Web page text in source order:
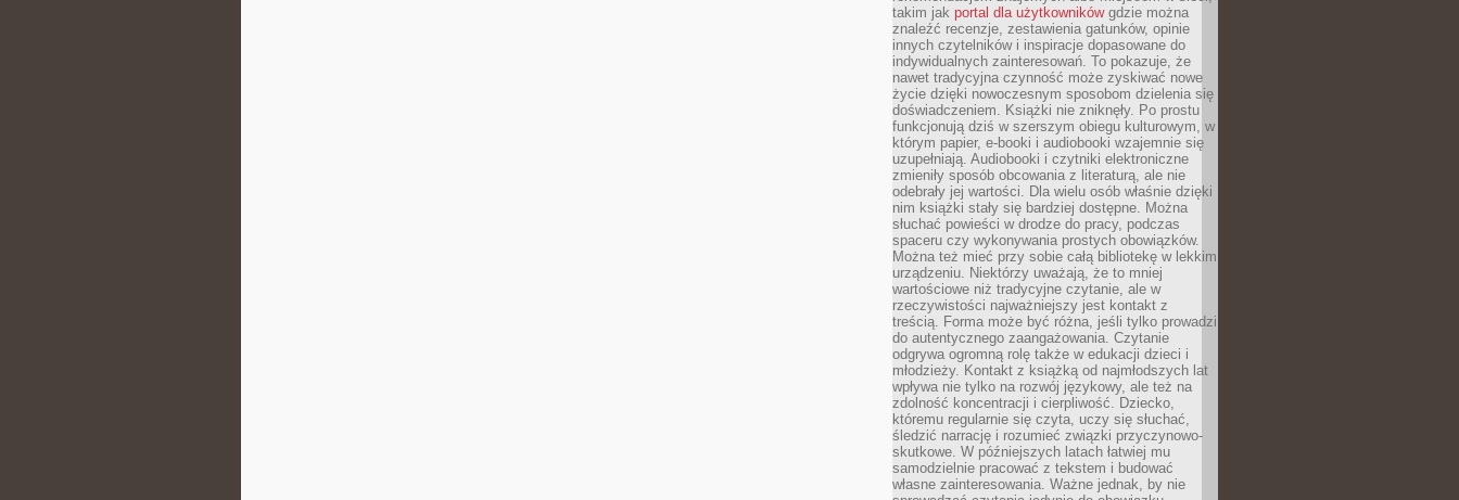
takim jak portal dla użytkownikówgdzie można
znaleźć recenzje, zestawienia gatunków, opinie
innych czytelników i inspiracje dopasowane do
indywidualnych zainteresowań. To pokazuje, że
nawet tradycyjna czynność może zyskiwać nowe
życie dzięki nowoczesnym sposobom dzielenia się
doświadczeniem. Książki nie zniknęły. Po prostu
funkcjonują dziś w szerszym obiegu kulturowym, w
którym papier, e-booki i audiobooki wzajemnie się
uzupełniają. Audiobooki i czytniki elektroniczne
zmieniły sposób obcowania z literaturą, ale nie
odebrały jej wartości. Dla wielu osób właśnie dzięki
nim książki stały się bardziej dostępne. Można
słuchać powieści w drodze do pracy, podczas
spaceru czy wykonywania prostych obowiązków.
Można też mieć przy sobie całą bibliotekę w lekkim
urządzeniu. Niektórzy uważają, że to mniej
wartościowe niż tradycyjne czytanie, ale w
rzeczywistości najważniejszy jest kontakt z
treścią. Forma może być różna, jeśli tylko prowadzi
do autentycznego zaangażowania. Czytanie
odgrywa ogromną rolę także w edukacji dzieci i
młodzieży. Kontakt z książką od najmłodszych lat
wpływa nie tylko na rozwój językowy, ale też na
zdolność koncentracji i cierpliwość. Dziecko,
któremu regularnie się czyta, uczy się słuchać,
śledzić narrację i rozumieć związki przyczynowo-
skutkowe. W późniejszych latach łatwiej mu
samodzielnie pracować z tekstem i budować
własne zainteresowania. Ważne jednak, by nie